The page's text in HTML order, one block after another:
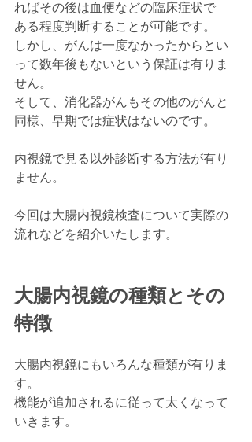
ればその後は血便などの臨床症状で
ある程度判断することが可能です。
しかし、がんは一度なかったからとい
って数年後もないという保証は有りま
せん。
そして、消化器がんもその他のがんと
同様、早期では症状はないのです。
内視鏡で見る以外診断する方法が有り
ません。
今回は大腸内視鏡検査について実際の
流れなどを紹介いたします。
大腸内視鏡の種類とその
特徴
大腸内視鏡にもいろんな種類が有りま
す。
機能が追加されるに従って太くなって
いきます。